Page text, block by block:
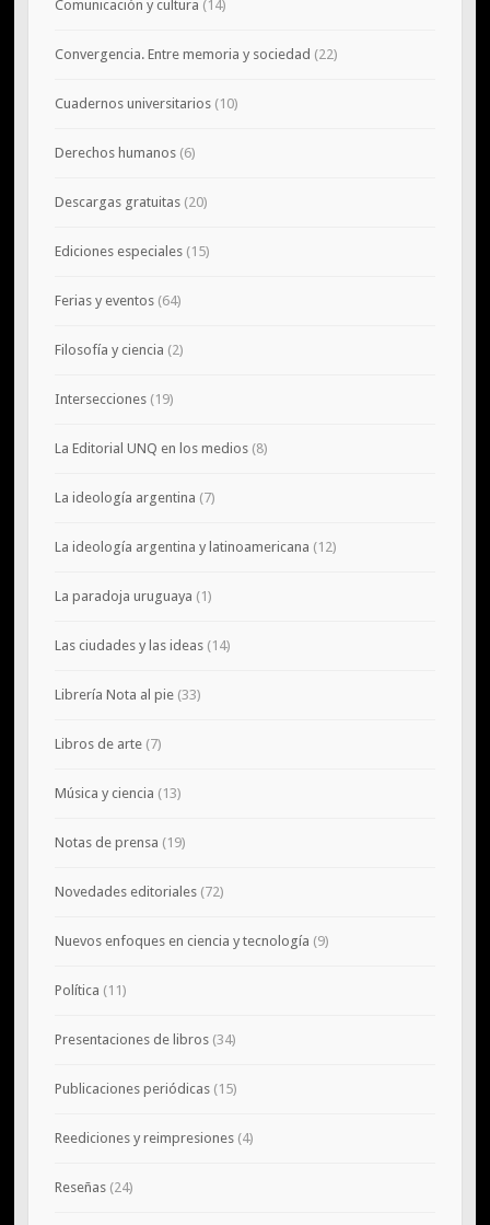
Comunicación y cultura (14)
Convergencia. Entre memoria y sociedad (22)
Cuadernos universitarios(10)
Derechos humanos(6)
Descargas gratuitas(20)
Ediciones especiales(15)
Ferias y eventos(64)
Filosofía y ciencia (2)
Intersecciones(19)
La Editorial UNQ en los medios(8)
La ideología argentina (7)
La ideología argentina y latinoamericana (12)
La paradoja uruguaya (1)
Las ciudades y las ideas(14)
Librería Nota al pie(33)
Libros de arte(7)
Música y ciencia (13)
Notas de prensa (19)
Novedades editoriales(72)
Nuevos enfoques en ciencia y tecnología (9)
Política (11)
Presentaciones de libros(34)
Publicaciones periódicas(15)
Reediciones y reimpresiones(4)
Reseñas(24)